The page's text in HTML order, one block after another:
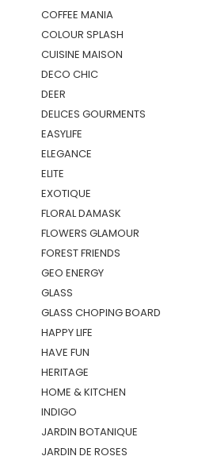
COFFEE MANIA
COLOUR SPLASH
CUISINE MAISON
DECO CHIC
DEER
DELICES GOURMENTS
EASYLIFE
ELEGANCE
ELITE
EXOTIQUE
FLORAL DAMASK
FLOWERS GLAMOUR
FOREST FRIENDS
GEO ENERGY
GLASS
GLASS CHOPING BOARD
HAPPY LIFE
HAVE FUN
HERITAGE
HOME & KITCHEN
INDIGO
JARDIN BOTANIQUE
JARDIN DE ROSES